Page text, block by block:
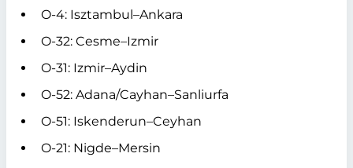
O-4: Isztambul–Ankara
O-32: Cesme–Izmir
O-31: Izmir–Aydin
O-52: Adana/Cayhan–Sanliurfa
O-51: Iskenderun–Ceyhan
O-21: Nigde–Mersin